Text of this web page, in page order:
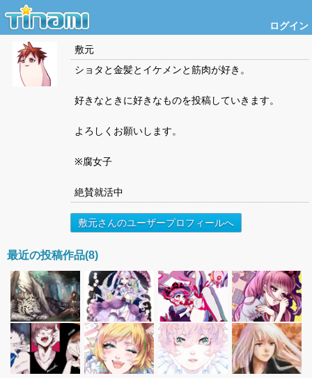
ログイン
敷元
ショタと金髪とイケメンと筋肉が好き。
好きなときに好きなものを投稿していきます。
よろしくお願いします。
※腐女子
絶賛就活中
敷元さんのユーザープロフィールへ
最近の投稿作品(8)